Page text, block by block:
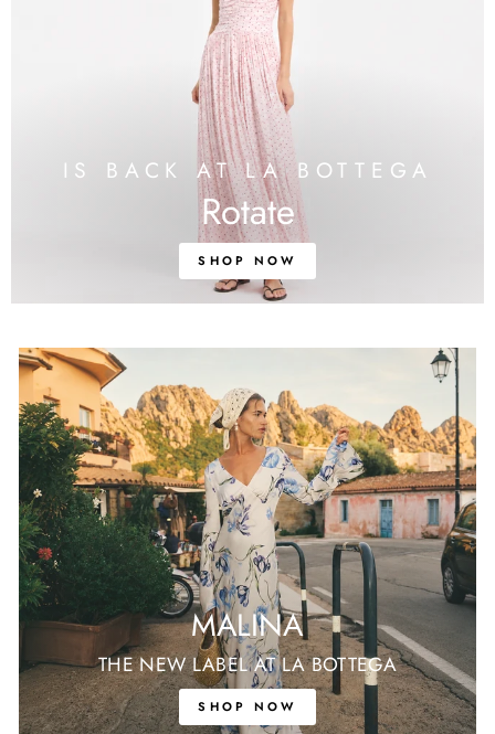
IS BACK AT LA BOTTEGA
Rotate
SHOP NOW
MALINA
THE NEW LABEL AT LA BOTTEGA
SHOP NOW